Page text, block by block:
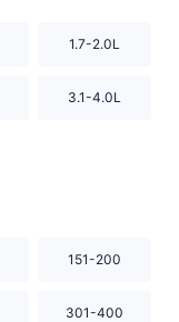
1.7-2.0L
3.1-4.0L
151-200
301-400